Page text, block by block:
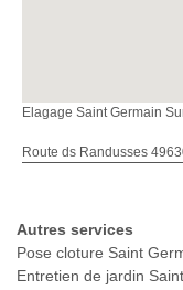
Elagage Saint Germain
Route ds Randusses
Autres services
Pose cloture Saint
Entretien de jardin